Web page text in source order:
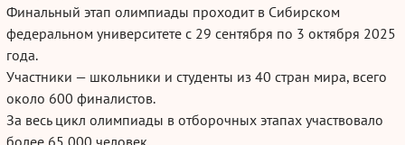
Финальный этап олимпиады проходит в Сибирском
федеральном университете с 29 сентября по 3 октября 2025
года.
Участники — школьники и студенты из 40 стран мира, всего
около 600 финалистов.
За весь цикл олимпиады в отборочных этапах участвовало
более 65 000 человек.